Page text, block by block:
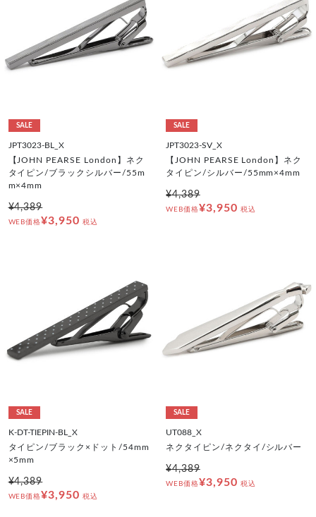
SALE
JPT3023-BL_X
【JOHN PEARSE London】ネク
タイピン/ブラックシルバー/55m
m×4mm
¥4,389
WEB価格¥3,950 税込
SALE
JPT3023-SV_X
【JOHN PEARSE London】ネク
タイピン/シルバー/55mm×4mm
¥4,389
WEB価格¥3,950 税込
SALE
K-DT-TIEPIN-BL_X
タイピン/ブラック×ドット/54mm
×5mm
¥4,389
WEB価格¥3,950 税込
SALE
UT088_X
ネクタイピン/ネクタイ/シルバー
¥4,389
WEB価格¥3,950 税込